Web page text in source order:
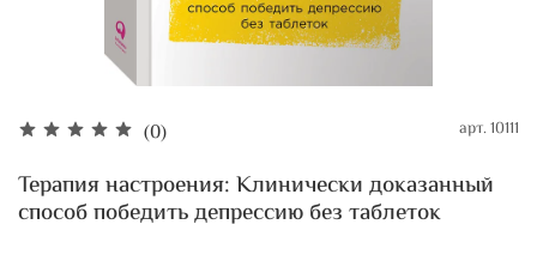
(0) арт.10111
Терапия настроения: Клинически доказанный
способ победить депрессию без таблеток